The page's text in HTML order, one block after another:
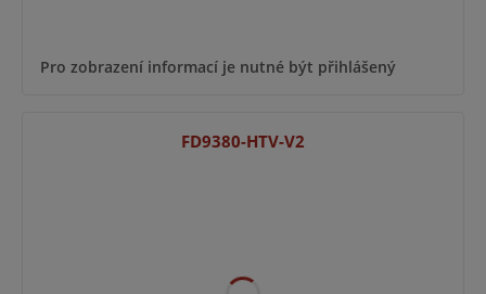
Pro zobrazení informací je nutné být přihlášený
FD9380-HTV-V2